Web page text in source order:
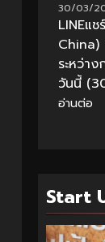
30/03/
LINEแ
China)
ระหว่า
วันนี้
อ่านต่อ
Start